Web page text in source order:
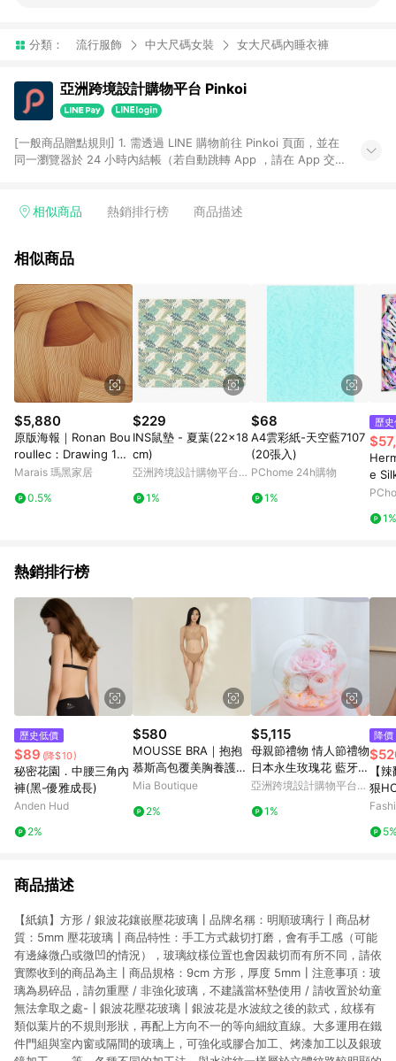
分類： 流行服飾 中大尺碼女裝 女大尺碼內睡衣褲
亞洲跨境設計購物平台 Pinkoi
[一般商品贈點規則] 1. 需透過 LINE 購物前往 Pinkoi 頁面，並在
同一瀏覽器於 24 小時內結帳（若自動跳轉 App ，請在 App 交
回饋訂單不得享有 Pinkoi 站方優惠，例如首購優惠，P coins，
行為，不具贈點資格，部分退款不在此限。 6. APP 請更新至
貨後 45 天後發送。 8. 群眾募資商品，禮物卡，開館保證金，補
運費，攤位費等不具贈點資格。 9. LINE 購物站上之商品規格、
顏色、價位、贈品如與 Pinkoi 商品資訊頁及購物車不符，以
Pinkoi 購物商品資訊頁及購物車標示為準。 10. 點數紅包使用規
則請以點數紅包活動說明為準。 11. 若於 LINE 購物前往 Pinkoi
頁面後才首次下載 Pinkoi APP 並完成訂單，不符合導購資格；承
上，首次下載 Pinkoi APP 後，需透過 LINE 購物前往 Pinkoi 頁
面，方享導購資格。
相似商品 熱銷排行榜 商品描述
相似商品
$5,880
原版海報｜Ronan Bou
roullec：Drawing 13 -
黑色鋁框
Marais 瑪黑家居
0.5%
$229
INS鼠墊 - 夏葉(22x18
cm)
亞洲跨境設計購物平台
1%
$68
A4雲彩紙-天空藍7107
(20張入)
PChome 24h購物
1%
歷
e
nes
1%
熱銷排行榜
歷史低價
$89 (降$10)
秘密花園．中腰三角內
褲(黑-優雅成長)
Anden Hud
2%
$580
MOUSSE BRA｜抱抱
慕斯高包覆美胸養護無
痕無鋼圈內衣
Mia Boutique
2%
$5,115
母親節禮物 情人節禮物
日本永生玫瑰花 藍牙音
箱
亞洲跨境設計購物平台
1%
降價
【
狠
平口
商品描述
【紙鎮】方形 / 銀波花鑲嵌壓花玻璃┃品牌名稱：明順玻璃行┃商品材
質：5mm 壓花玻璃┃商品特性：手工方式裁切打磨，會有手工感（可能
有邊緣微凸或微凹的情況），玻璃紋樣位置也會因裁切而有所不同，請依
實際收到的商品為主┃商品規格：9cm 方形，厚度 5mm┃注意事項：玻
璃為易碎品，請勿重壓 / 非強化玻璃，不建議當杯墊使用 / 請收置於幼童
無法拿取之處-┃銀波花壓花玻璃┃銀波花是水波紋之後的款式，紋樣有
類似葉片的不規則形狀，再配上方向不一的等向細紋直線。大多運用在鐵
件門組與室內窗或隔間的玻璃上，可強化或膠合加工、烤漆加工以及銀玻